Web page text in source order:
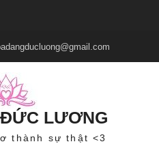
LƯƠNG
thành sự thật <3